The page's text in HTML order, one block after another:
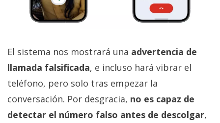
El sistema nos mostrará una advertencia de
llamada falsificada, e incluso hará vibrar el
teléfono, pero solo tras empezar la
conversación. Por desgracia, no es capaz de
detectar el número falso antes de descolgar,